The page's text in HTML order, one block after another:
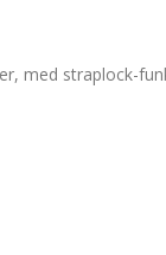
med straplock-